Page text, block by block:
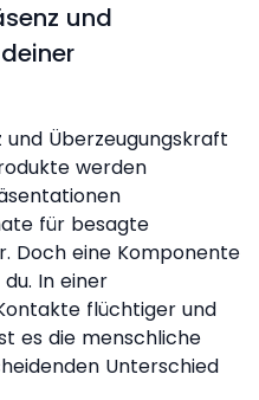
und
Überzeugungskraft
werden
für besagte
Doch eine Komponente
In einer
flüchtiger und
es die menschliche
Unterschied